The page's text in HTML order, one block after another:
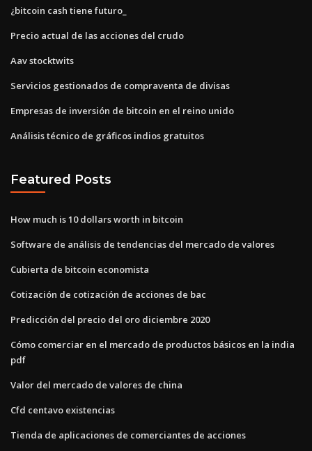
¿bitcoin cash tiene futuro_
Precio actual de las acciones del crudo
Aav stocktwits
Servicios gestionados de compraventa de divisas
Empresas de inversión de bitcoin en el reino unido
Análisis técnico de gráficos indios gratuitos
Featured Posts
How much is 10 dollars worth in bitcoin
Software de análisis de tendencias del mercado de valores
Cubierta de bitcoin economista
Cotización de cotización de acciones de bac
Predicción del precio del oro diciembre 2020
Cómo comerciar en el mercado de productos básicos en la india
pdf
Valor del mercado de valores de china
Cfd centavo existencias
Tienda de aplicaciones de comerciantes de acciones